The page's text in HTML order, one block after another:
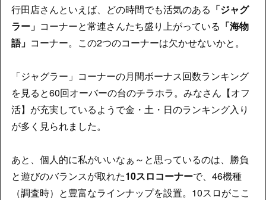
行田店さんといえば、どの時間でも活気のある 「ジャグ
ラー」 コーナーと常連さんたち盛り上がっている 「海物
語」 コーナー。この2つのコーナーは欠かせないかと。
「ジャグラー」コーナーの月間ボーナス回数ランキング
を見ると60回オーバーの台のチラホラ。みなさん【オフ
活】が充実しているようで金・土・日のランキング入り
が多く見られました。
あと、個人的に私がいいなぁ～と思っているのは、勝負
と遊びのバランスが取れた10スロコーナーで、46機種
（調査時）と豊富なラインナップを設置。10スロがここ